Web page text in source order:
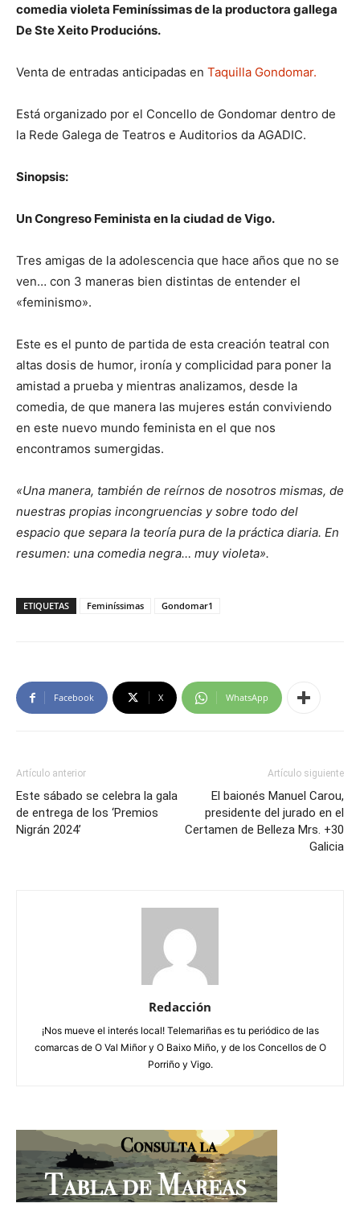
comedia violeta Feminíssimas de la productora gallega
De Ste Xeito Producións.
Venta de entradas anticipadas en Taquilla Gondomar.
Está organizado por el Concello de Gondomar dentro de
la Rede Galega de Teatros e Auditorios da AGADIC.
Sinopsis:
Un Congreso Feminista en la ciudad de Vigo.
Tres amigas de la adolescencia que hace años que no se
ven… con 3 maneras bien distintas de entender el
«feminismo».
Este es el punto de partida de esta creación teatral con
altas dosis de humor, ironía y complicidad para poner la
amistad a prueba y mientras analizamos, desde la
comedia, de que manera las mujeres están conviviendo
en este nuevo mundo feminista en el que nos
encontramos sumergidas.
«Una manera, también de reírnos de nosotros mismas, de
nuestras propias incongruencias y sobre todo del
espacio que separa la teoría pura de la práctica diaria. En
resumen: una comedia negra… muy violeta».
ETIQUETAS Feminíssimas Gondomar1
Facebook X WhatsApp
Artículo anterior
Este sábado se celebra la gala
de entrega de los ‘Premios
Nigrán 2024’
Artículo siguiente
El baionés Manuel Carou,
presidente del jurado en el
Certamen de Belleza Mrs. +30
Galicia
Redacción
¡Nos mueve el interés local! Telemariñas es tu periódico de las
comarcas de O Val Miñor y O Baixo Miño, y de los Concellos de O
Porriño y Vigo.